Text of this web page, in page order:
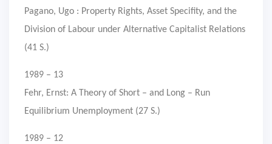
Pagano, Ugo : Property Rights, Asset Specifity, and the
Division of Labour under Alternative Capitalist Relations
(41 S.)
1989 – 13
Fehr, Ernst: A Theory of Short – and Long – Run
Equilibrium Unemployment (27 S.)
1989 – 12